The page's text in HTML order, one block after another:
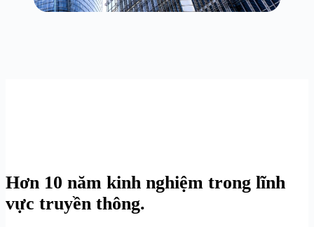
Hơn 10 năm kinh nghiệm trong lĩnh
vực truyền thông.